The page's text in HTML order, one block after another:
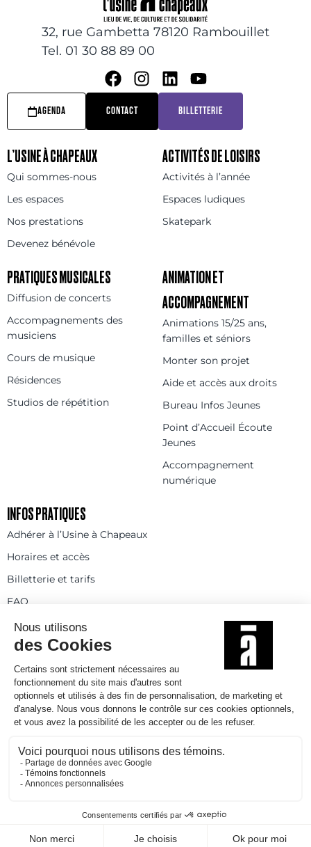
32, rue Gambetta 78120 Rambouillet
Tel. 01 30 88 89 00
AGENDA CONTACT BILLETTERIE
L’USINE À CHAPEAUX
Qui sommes-nous
Les espaces
Nos prestations
Devenez bénévole
ACTIVITÉS DE LOISIRS
Activités à l’année
Espaces ludiques
Skatepark
PRATIQUES MUSICALES
Diffusion de concerts
Accompagnements des
musiciens
Cours de musique
Résidences
Studios de répétition
ANIMATION ET
ACCOMPAGNEMENT
Animations 15/25 ans,
familles et séniors
Monter son projet
Aide et accès aux droits
Bureau Infos Jeunes
Point d’Accueil Écoute
Jeunes
Accompagnement
numérique
INFOS PRATIQUES
Adhérer à l’Usine à Chapeaux
Horaires et accès
Billetterie et tarifs
FAQ
Contact
Partenaires et réseaux
Espace presse
Rejoignez-nous
© 2025
Politique de confidentialité
Mentions légales et crédits